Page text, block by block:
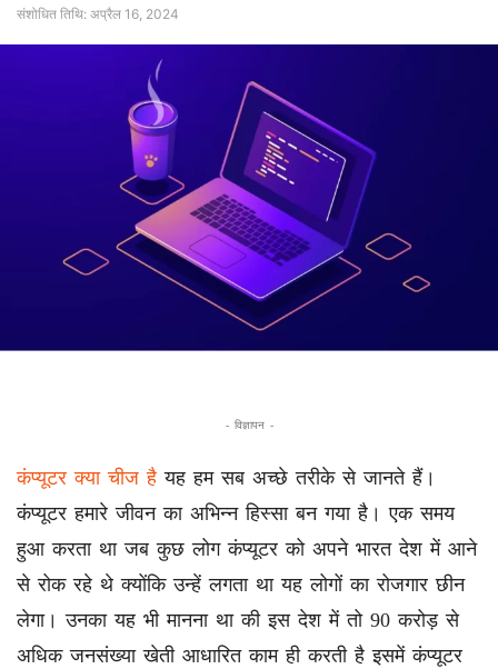
संशोधित तिथि: अप्रैल 16, 2024
- विज्ञापन -
कंप्यूटर क्या चीज हैयह हम सब अच्छे तरीके से जानते हैं।
कंप्यूटर हमारे जीवन का अभिन्न हिस्सा बन गया है। एक समय
हुआ करता था जब कुछ लोग कंप्यूटर को अपने भारत देश में आने
से रोक रहे थे क्योंकि उन्हें लगता था यह लोगों का रोजगार छीन
लेगा। उनका यह भी मानना था की इस देश में तो 90 करोड़ से
अधिक जनसंख्या खेती आधारित काम ही करती है इसमें कंप्यूटर